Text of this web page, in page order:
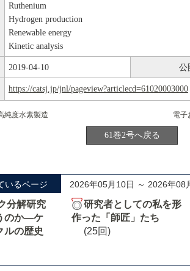
Ruthenium
Hydrogen production
Renewable energy
Kinetic analysis
2019-04-10 公
https://catsj.jp/jnl/pageview?articlecd=61020003000
純度水素製造
61巻2号へ戻る
いるページ 2026年05月10日 ～ 2026年08
分解研究
のか―ケ
ルの歴史
研究者としての私を形
作った「師匠」たち
(25回)